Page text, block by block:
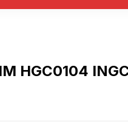
HGC0104